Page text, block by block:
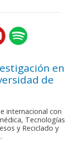
en
de
internacional con
Tecnologías
y Reciclado y